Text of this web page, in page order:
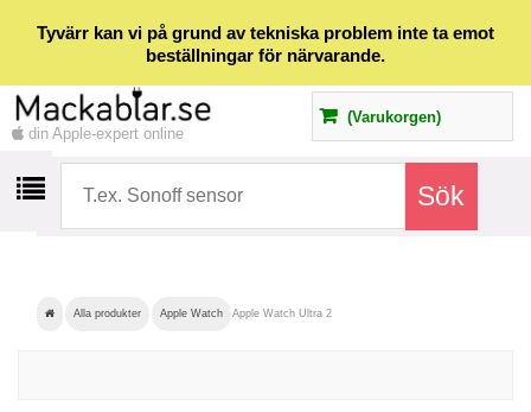
Tyvärr kan vi på grund av tekniska problem inte ta emot
beställningar för närvarande.
din Apple-expert online
(Varukorgen)
Alla produkter Apple Watch Apple Watch Ultra 2